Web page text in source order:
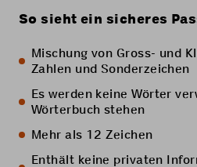
So sieht ein sicheres
Mischung von Gross- und
Zahlen und Sonderzeichen
Es werden keine Wörter
Wörterbuch stehen
Mehr als 12 Zeichen
Enthält keine privaten